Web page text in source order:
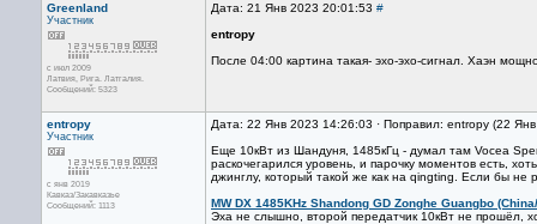
Greenland
Участник
с июл 2009
Латвия, Рига. Латгалия.
Сообщений: 5323
Дата: 21 Янв 2023 20:01:53 #
entropy
После 04:00 картина такая- эхо-эхо-сигнал. Хаэн
entropy
Участник
с янв 2019
Кавказ/Закавказье
Сообщений: 1113
Дата: 22 Янв 2023 14:26:03 · Поправил: entropy (22
Еще 10кВт из Шандуня, 1485кГц - думал там Vocea
раскочегарился уровень, и парочку моментов есть,
джинглу, который такой же как на qingting. Если бы
MW DX 1485KHz Shandong GD Zonghe Guangbo
Эха не слышно, второй передатчик 10кВт не прошёл,